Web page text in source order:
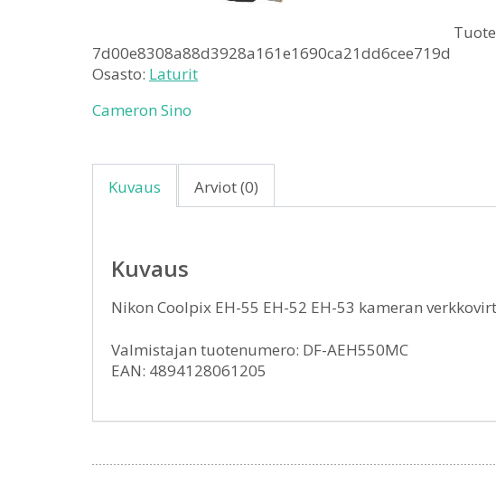
7d00e8308a88d3928a161e1690ca21dd6cee719d
Osasto: Laturit
Cameron Sino
Kuvaus Arviot (0)
Kuvaus
Nikon Coolpix EH-55 EH-52 EH-53 kameran
Valmistajan tuotenumero: DF-AEH550MC
EAN: 4894128061205